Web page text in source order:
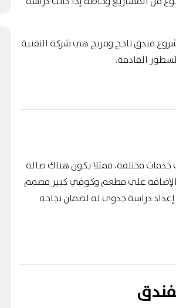
فندق ناجح ومربح هي شركة التقنية
القادمة.
مختلفة، فمثلا يكون هناك صالة
على مطعم وكوفي كبير مصمم
دراسة جدوى له لضمان نجاحه